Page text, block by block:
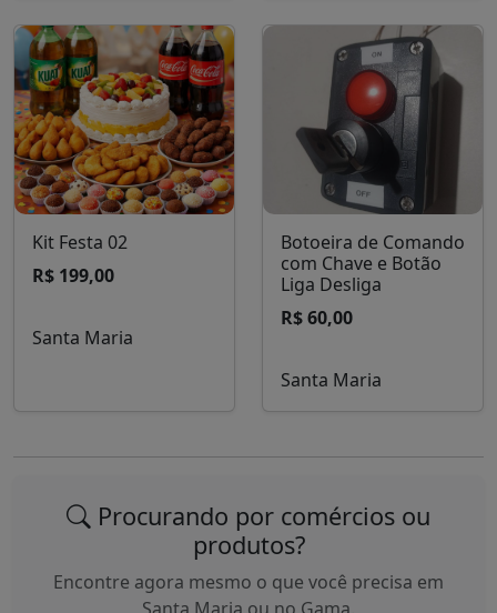
Kit Festa 02
R$ 199,00
Santa Maria
Botoeira de Comando
com Chave e Botão
Liga Desliga
R$ 60,00
Santa Maria
Procurando por comércios ou
produtos?
Encontre agora mesmo o que você precisa em